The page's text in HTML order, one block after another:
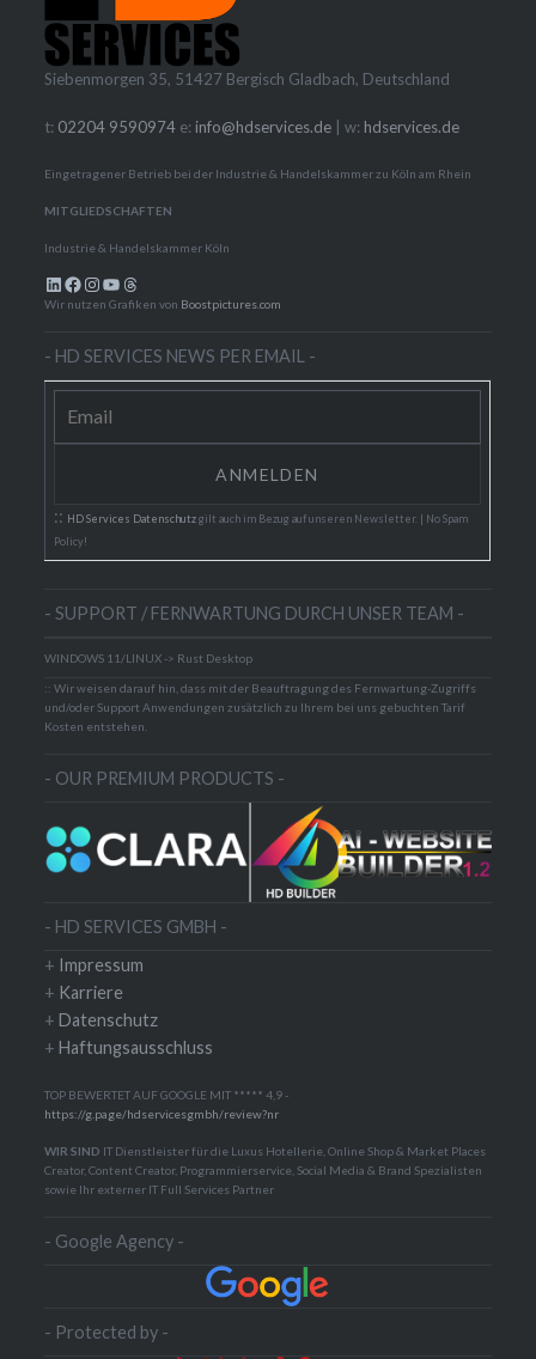
Siebenmorgen 35, 51427 Bergisch Gladbach, Deutschland
t: 02204 9590974 e: info@hdservices.de | w: hdservices.de
Eingetragener Betrieb bei der Industrie & Handelskammer zu Köln am Rhein
MITGLIEDSCHAFTEN
Industrie & Handelskammer Köln
LinkedIn Facebook Instagram YouTube Threads
Wir nutzen Grafiken von Boostpictures.com
- HD SERVICES NEWS PER EMAIL -
:: HD Services Datenschutzgilt auch im Bezug auf unseren Newsletter. | No Spam
Policy!
- SUPPORT / FERNWARTUNG DURCH UNSER TEAM -
WINDOWS 11/LINUX -> Rust Desktop
:: Wir weisen darauf hin, dass mit der Beauftragung des Fernwartung-Zugriffs
und/oder Support Anwendungen zusätzlich zu Ihrem bei uns gebuchten Tarif
Kosten entstehen.
- OUR PREMIUM PRODUCTS -
- HD SERVICES GMBH -
+ Impressum
+ Karriere
+Datenschutz
+Haftungsausschluss
TOP BEWERTET AUF GOOGLE MIT ***** 4,9 -
https://g.page/hdservicesgmbh/review?nr
WIR SIND IT Dienstleister für die Luxus Hotellerie, Online Shop & Market Places
Creator, Content Creator, Programmierservice, Social Media & Brand Spezialisten
sowie Ihr externer IT Full Services Partner
- Google Agency -
- Protected by -